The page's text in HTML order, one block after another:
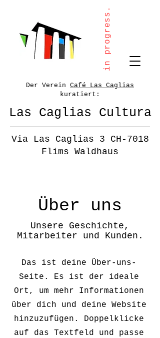
Las Caglias Cultura
Via Las Caglias 3 CH-7018
Flims Waldhaus
in progress.
Der Verein Café Las Caglias
kuratiert:
Über uns
Unsere Geschichte,
Mitarbeiter und Kunden.
Das ist deine Über-uns-
Seite. Es ist der ideale
Ort, um mehr Informationen
über dich und deine Website
hinzuzufügen. Doppelklicke
auf das Textfeld und passe